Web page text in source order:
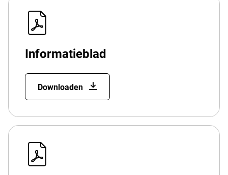
Informatieblad
Downloaden